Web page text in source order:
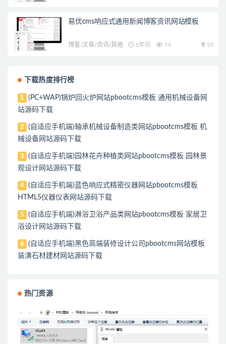
易优cms响应式通用新闻博客资讯网站模板
博客/文章/资讯/其他 1年前 74 10
下载热度排行榜
1
(PC+WAP)锅炉回火炉网站pbootcms模板 通用机械设备网
站源码下载
2
(自适应手机端)轴承机械设备制造类网站pbootcms模板 机
械设备网站源码下载
3
(自适应手机端)园林花卉种植类网站pbootcms模板 园林景
观设计网站源码下载
4
(自适应手机端)蓝色响应式精密仪器网站pbootcms模板
HTML5仪器仪表网站源码下载
5
(自适应手机端)淋浴卫浴产品类网站pbootcms模板 家居卫
浴设计网站源码下载
6
(自适应手机端)黑色高端装修设计公司pbootcms网站模板
装潢石材建材网站源码下载
热门资源